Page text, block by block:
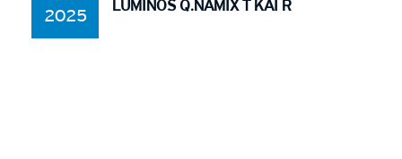
2025
LUMINOS Q.NAMIX T ΚΑΙ R